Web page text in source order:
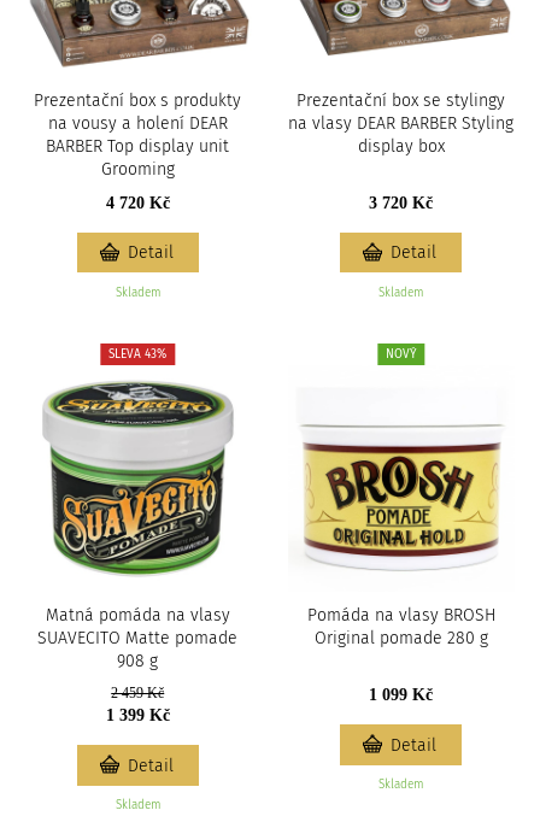
Prezentační box s produkty
na vousy a holení DEAR
BARBER Top display unit
Grooming
4 720 Kč
Skladem
Detail
Prezentační box se stylingy
na vlasy DEAR BARBER Styling
display box
3 720 Kč
Skladem
Detail
Matná pomáda na vlasy
SUAVECITO Matte pomade
908 g
SLEVA 43%
2 459 Kč
1 399 Kč
Skladem
Detail
Pomáda na vlasy BROSH
Original pomade 280 g
NOVÝ
1 099 Kč
Skladem
Detail